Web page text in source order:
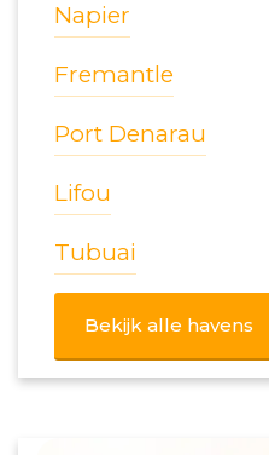
Napier
Fremantle
Port Denarau
Lifou
Tubuai
Bekijk alle havens